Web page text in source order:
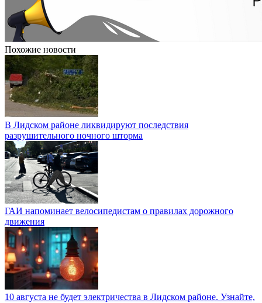
Похожие новости
В Лидском районе ликвидируют последствия
разрушительного ночного шторма
ГАИ напоминает велосипедистам о правилах дорожного
движения
10 августа не будет электричества в Лидском районе. Узнайте,